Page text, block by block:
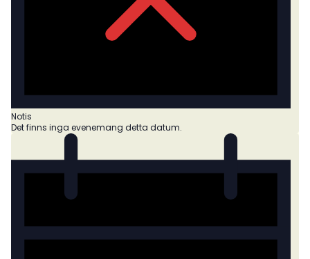
Notis
Det finns inga evenemang detta datum.